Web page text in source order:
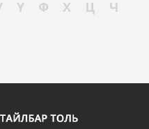
Ү Ф Х Ц
Ч